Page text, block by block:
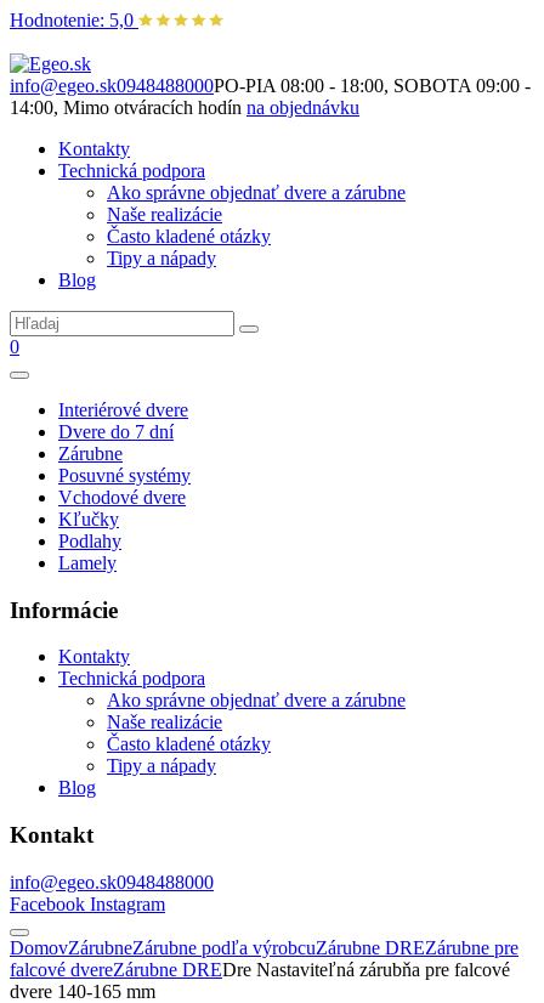
Hodnotenie: 5,0
info@egeo.sk0948488000PO-PIA 08:00 - 18:00, SOBOTA 09:00 -
14:00, Mimo otváracích hodín na objednávku
Kontakty
Technická podpora
Ako správne objednať dvere a zárubne
Naše realizácie
Často kladené otázky
Tipy a nápady
Blog
0
Interiérové dvere
Dvere do 7 dní
Zárubne
Posuvné systémy
Vchodové dvere
Kľučky
Podlahy
Lamely
Informácie
Kontakty
Technická podpora
Ako správne objednať dvere a zárubne
Naše realizácie
Často kladené otázky
Tipy a nápady
Blog
Kontakt
info@egeo.sk0948488000
Facebook Instagram
DomovZárubneZárubne podľa výrobcuZárubne DREZárubne pre
falcové dvereZárubne DREDre Nastaviteľná zárubňa pre falcové
dvere 140-165 mm